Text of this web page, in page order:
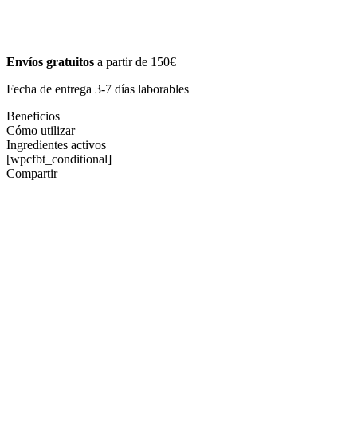
Envíos gratuitos a partir de 150€
Fecha de entrega 3-7 días laborables
Beneficios
Cómo utilizar
Ingredientes activos
[wpcfbt_conditional]
Compartir